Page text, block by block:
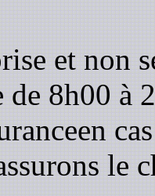
et non
8h00 à
le